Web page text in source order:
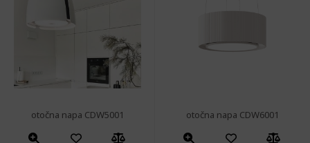
otočna napa CDW5001 otočna napa CDW6001